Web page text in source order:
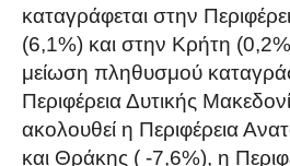
καταγράφεται στην
(6,1%) και στην Κρήτη
μείωση πληθυσμού
Περιφέρεια Δυτικής
ακολουθεί η Περιφέρεια
και Θράκης ( -7,6%), η